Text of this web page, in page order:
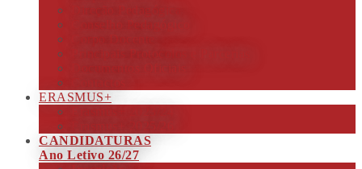
ERASMUS+
CANDIDATURAS
Ano Letivo 26/27